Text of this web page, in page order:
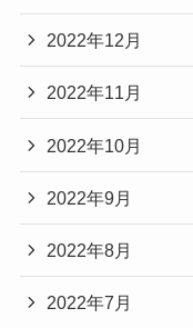
2022年12月
2022年11月
2022年10月
2022年9月
2022年8月
2022年7月